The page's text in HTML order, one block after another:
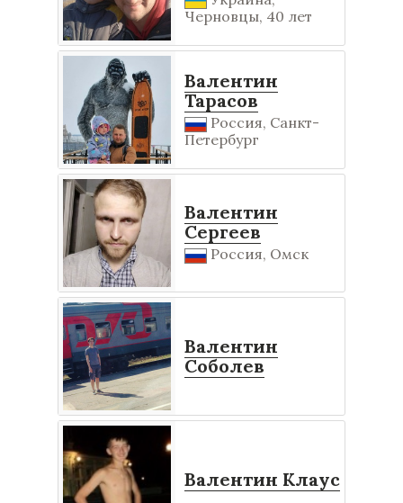
Черновцы, 40 лет
Валентин
Тарасов
Россия, Санкт-
Петербург
Валентин
Сергеев
Россия, Омск
Валентин
Соболев
Валентин Клаус